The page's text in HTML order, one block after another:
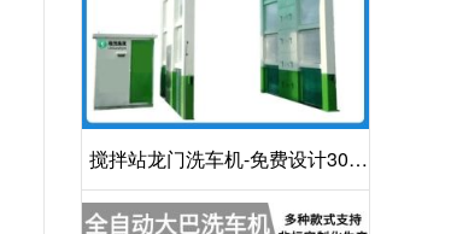
搅拌站龙门洗车机-免费设计30S
洁净方案[隆茂鑫晟]